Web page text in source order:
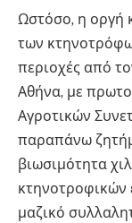
Ωστόσο, η οργή
των
περιοχές από
Αθήνα, με
Αγροτικών
παραπάνω
βιωσιμότητα
κτηνοτροφικών
μαζικό